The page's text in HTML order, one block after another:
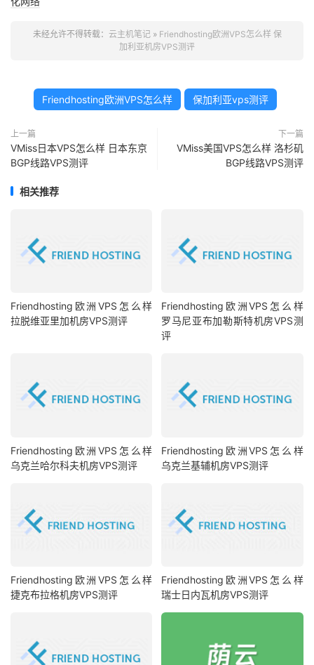
未经允许不得转载： 云主机笔记» Friendhosting欧洲VPS怎么样 保
加利亚机房VPS测评
Friendhosting欧洲VPS怎么样 保加利亚vps测评
上一篇
VMiss日本VPS怎么样 日本东京
BGP线路VPS测评
下一篇
VMiss美国VPS怎么样 洛杉矶
BGP线路VPS测评
相关推荐
Friendhosting欧洲VPS怎么样
拉脱维亚里加机房VPS测评
Friendhosting欧洲VPS怎么样
罗马尼亚布加勒斯特机房VPS测
评
Friendhosting欧洲VPS怎么样
乌克兰哈尔科夫机房VPS测评
Friendhosting欧洲VPS怎么样
乌克兰基辅机房VPS测评
Friendhosting欧洲VPS怎么样
捷克布拉格机房VPS测评
Friendhosting欧洲VPS怎么样
瑞士日内瓦机房VPS测评